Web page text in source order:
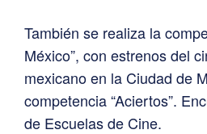
También se realiza la
México”, con estrenos del
mexicano en la Ciudad de
competencia “Aciertos”.
de Escuelas de Cine.